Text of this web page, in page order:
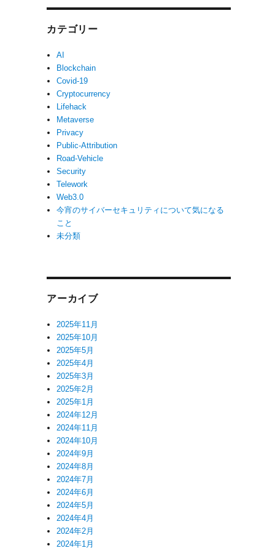
カテゴリー
AI
Blockchain
Covid-19
Cryptocurrency
Lifehack
Metaverse
Privacy
Public-Attribution
Road-Vehicle
Security
Telework
Web3.0
今宵のサイバーセキュリティについて気になる
こと
未分類
アーカイブ
2025年11月
2025年10月
2025年5月
2025年4月
2025年3月
2025年2月
2025年1月
2024年12月
2024年11月
2024年10月
2024年9月
2024年8月
2024年7月
2024年6月
2024年5月
2024年4月
2024年2月
2024年1月